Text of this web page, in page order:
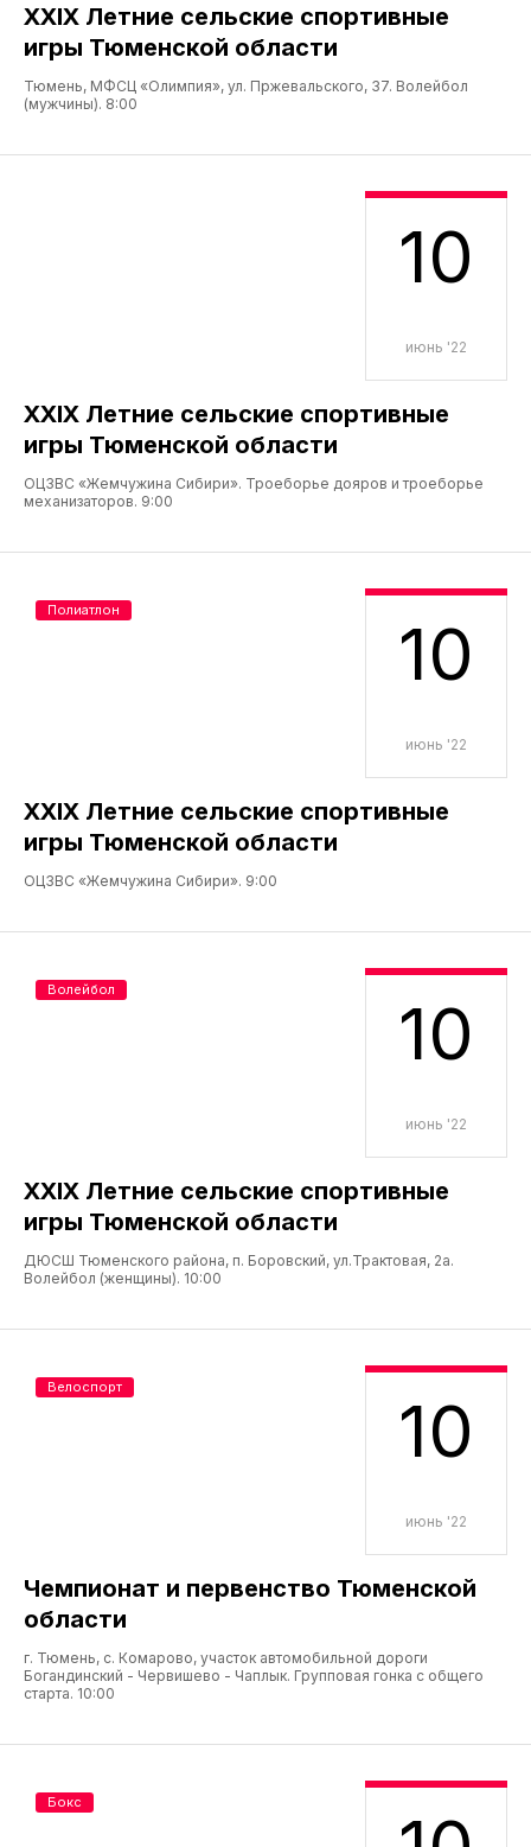
XXIX Летние сельские спортивные
игры Тюменской области
Тюмень, МФСЦ «Олимпия», ул. Пржевальского, 37. Волейбол
(мужчины). 8:00
10
июнь '22
XXIX Летние сельские спортивные
игры Тюменской области
ОЦЗВС «Жемчужина Сибири». Троеборье дояров и троеборье
механизаторов. 9:00
10
июнь '22
XXIX Летние сельские спортивные
игры Тюменской области
ОЦЗВС «Жемчужина Сибири». 9:00
Полиатлон
10
июнь '22
XXIX Летние сельские спортивные
игры Тюменской области
ДЮСШ Тюменского района, п. Боровский, ул.Трактовая, 2а.
Волейбол (женщины). 10:00
Волейбол
10
июнь '22
Чемпионат и первенство Тюменской
области
г. Тюмень, с. Комарово, участок автомобильной дороги
Богандинский - Червишево - Чаплык. Групповая гонка с общего
старта. 10:00
Велоспорт
Бокс